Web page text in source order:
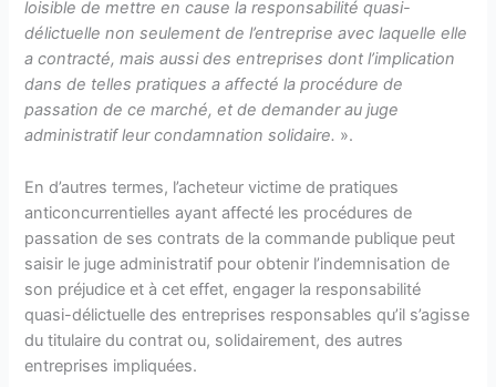
loisible de mettre en cause la responsabilité quasi-
délictuelle non seulement de l’entreprise avec laquelle elle
a contracté, mais aussi des entreprises dont l’implication
dans de telles pratiques a affecté la procédure de
passation de ce marché, et de demander au juge
administratif leur condamnation solidaire. ».
En d’autres termes, l’acheteur victime de pratiques
anticoncurrentielles ayant affecté les procédures de
passation de ses contrats de la commande publique peut
saisir le juge administratif pour obtenir l’indemnisation de
son préjudice et à cet effet, engager la responsabilité
quasi-délictuelle des entreprises responsables qu’il s’agisse
du titulaire du contrat ou, solidairement, des autres
entreprises impliquées.